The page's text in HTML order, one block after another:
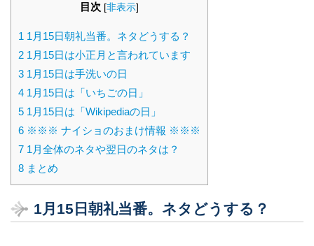
目次 [非表示]
1 1月15日朝礼当番。ネタどうする？
2 1月15日は小正月と言われています
3 1月15日は手洗いの日
4 1月15日は「いちごの日」
5 1月15日は「Wikipediaの日」
6 ※※※ ナイショのおまけ情報 ※※※
7 1月全体のネタや翌日のネタは？
8 まとめ
1月15日朝礼当番。ネタどうする？